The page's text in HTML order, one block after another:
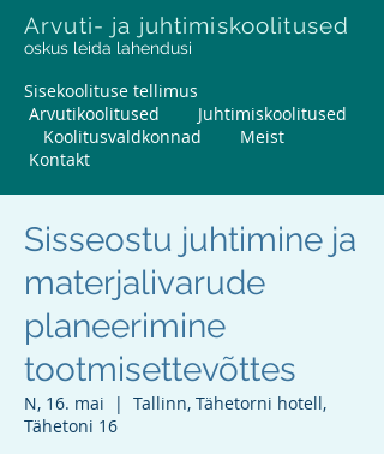
Arvuti- ja juhtimiskoolitused
oskus leida lahendusi
Sisekoolituse tellimus
Arvutikoolitused
Juhtimiskoolitused
Koolitusvaldkonnad
Meist
Kontakt
Sisseostu juhtimine ja
materjalivarude
planeerimine
tootmisettevõttes
N, 16. mai
  |
Tallinn, Tähetorni hotell,
Tähetoni 16